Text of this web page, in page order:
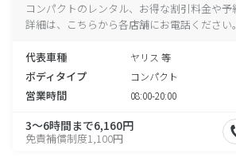
コンパクトのレンタル、お得な割引料金や
詳細は、こちらから各店舗にお電話ください。
代表車種 ヤリス 等
ボディタイプ コンパクト
営業時間 08:00-20:00
3～6時間まで6,160円
免責補償制度1,100円